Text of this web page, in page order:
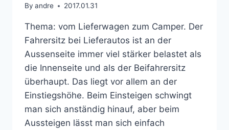
By andre 2017.01.31
Thema: vom Lieferwagen zum Camper. Der
Fahrersitz bei Lieferautos ist an der
Aussenseite immer viel stärker belastet als
die Innenseite und als der Beifahrersitz
überhaupt. Das liegt vor allem an der
Einstiegshöhe. Beim Einsteigen schwingt
man sich anständig hinauf, aber beim
Aussteigen lässt man sich einfach